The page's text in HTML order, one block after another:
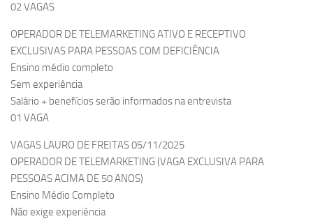
02 VAGAS
OPERADOR DE TELEMARKETING ATIVO E RECEPTIVO
EXCLUSIVAS PARA PESSOAS COM DEFICIÊNCIA
Ensino médio completo
Sem experiência
Salário + benefícios serão informados na entrevista
01 VAGA
VAGAS LAURO DE FREITAS 05/11/2025
OPERADOR DE TELEMARKETING (VAGA EXCLUSIVA PARA
PESSOAS ACIMA DE 50 ANOS)
Ensino Médio Completo
Não exige experiência